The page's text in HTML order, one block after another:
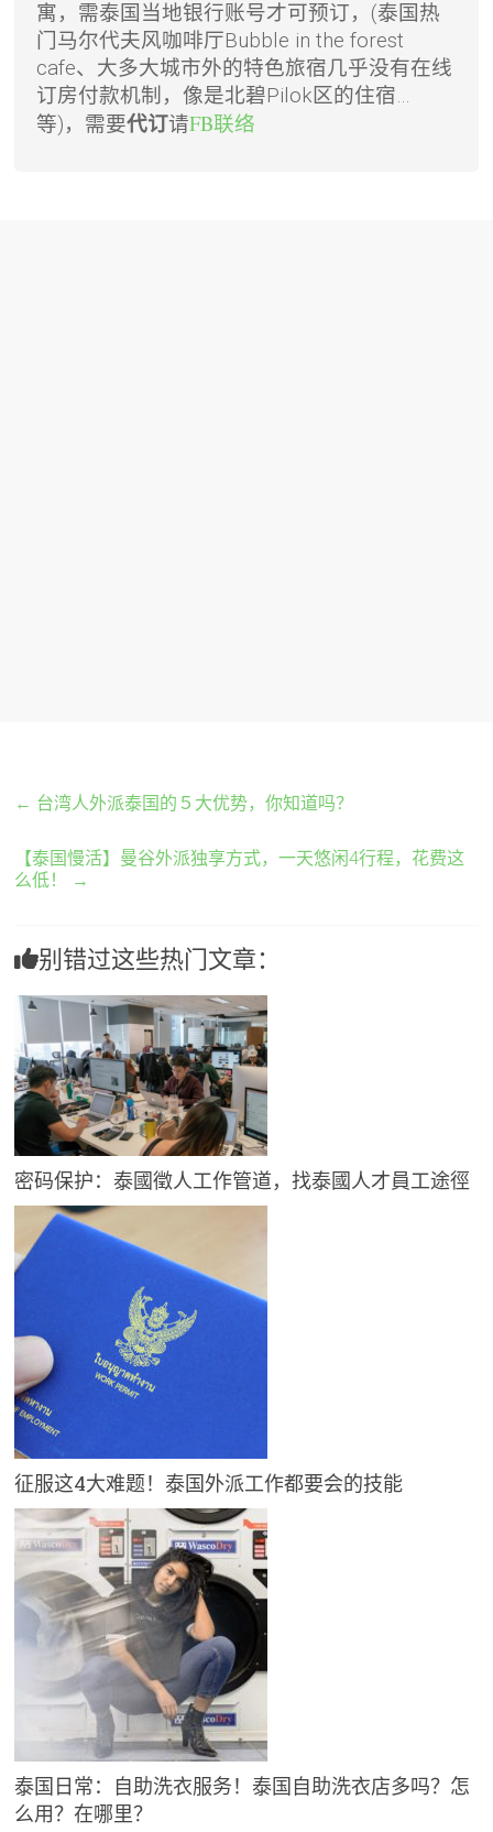
寓，需泰国当地银行账号才可预订，(泰国热
门马尔代夫风咖啡厅Bubble in the forest
cafe、大多大城市外的特色旅宿几乎没有在线
订房付款机制，像是北碧Pilok区的住宿…
等)，需要代订请FB联络
← 台湾人外派泰国的５大优势，你知道吗？
【泰国慢活】曼谷外派独享方式，一天悠闲4行程，花费这
么低！
→
别错过这些热门文章：
密码保护：泰國徵人工作管道，找泰國人才員工途徑
征服这4大难题！泰国外派工作都要会的技能
泰国日常：自助洗衣服务！泰国自助洗衣店多吗？怎
么用？在哪里？